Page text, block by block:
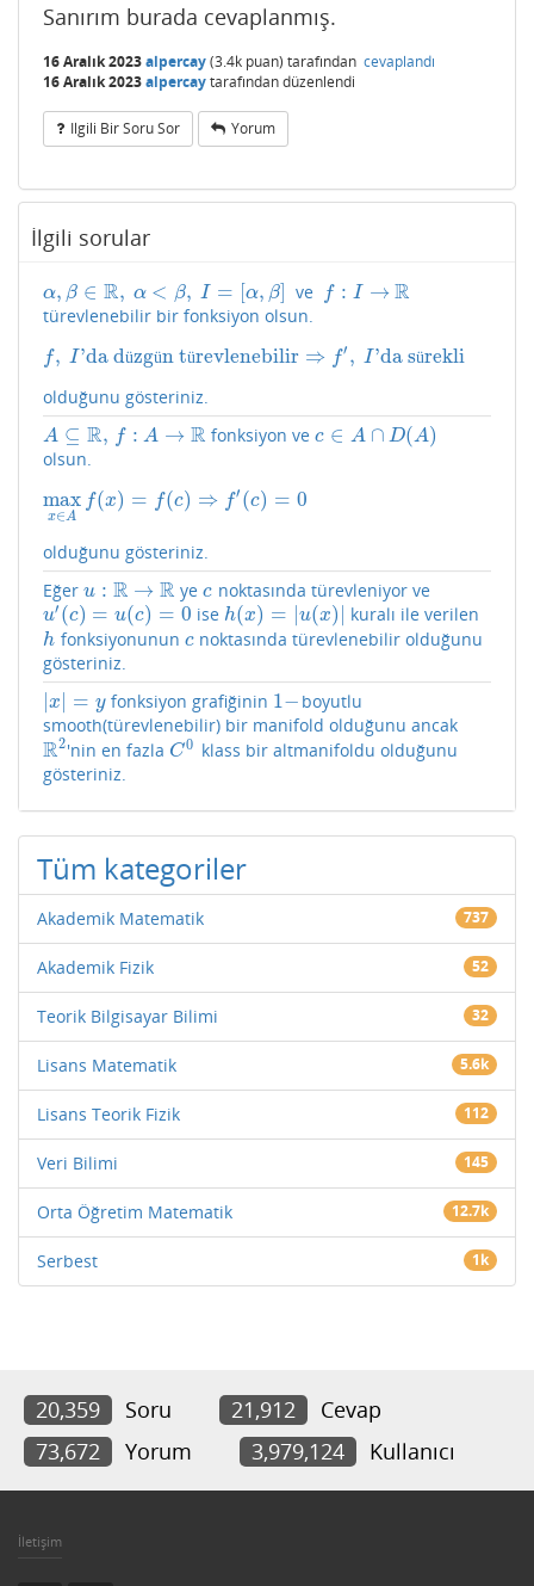
Sanırım burada cevaplanmış.
16 Aralık 2023alpercay(3.4k puan) tarafından cevaplandı
16 Aralık 2023alpercaytarafındandüzenlendi
Ilgili Bir Soru Sor Yorum
İlgili sorular
α, β ∈ R, α < β, I = [α, β]
α,β∈ R, α<β , I=[α β] ve f : I → R
f:I →R
türevlenebilir bir fonksiyon olsun.
f, I'da düzgün türevlenebilir ⇒ f′ , I'da sürekli
f, I'da düzgün türevlenebilir ⇒f I'da sürekli
olduğunu gösteriniz.
A ⊆ R,
A⊆R f : A → R
f:A→R fonksiyon vec ∈ A ∩ D(A)
c∈A ∩D(A )
olsun.
max
x∈A
f(x) = f(c) ⇒ f′ (c) = 0
maxx ∈A (x)=f( c)⇒ ′(c)=0
olduğunu gösteriniz.
Eğer u : R → R
u: R →R yec
c noktasında türevleniyor ve
u′ (c) = u(c) = 0
u′(c)= u(c =0 ise h(x) = u(x)
h(x)= |u( )| kuralı ile verilen
h
h fonksiyonunun c
cnoktasında türevlenebilir olduğunu
gösteriniz.
|x| = y
|x =y fonksiyon grafiğinin 1−
1− boyutlu
smooth(türevlenebilir) bir manifold olduğunu ancak
R2
R2 'nin en fazla C0
C0 klass bir altmanifoldu olduğunu
gösteriniz.
Tüm kategoriler
Akademik Matematik 737
Akademik Fizik 52
Teorik Bilgisayar Bilimi 32
Lisans Matematik 5.6k
Lisans Teorik Fizik 112
Veri Bilimi 145
Orta Öğretim Matematik 12.7k
Serbest 1k
20,359 Soru 21,912
Cevap
73,672
Yorum 3,979,124 Kullanıcı
İletişim